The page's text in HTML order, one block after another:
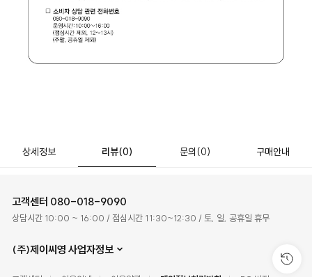
상세정보 리뷰(0) 문의 (0) 구매안내
고객센터 080-018-9090
상담시간 10:00 ~ 16:00 / 점심시간 11:30~12:30 / 토, 일, 공휴일 휴무
(주)제이씨영 사업자정보